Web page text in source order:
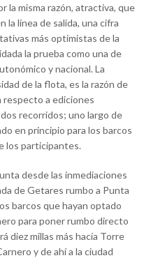
la misma razón, atractiva, que
la línea de salida, una cifra
más optimistas de la
la prueba como una de
y nacional. La
de la flota, es la razón de
respecto a ediciones
recorridos; uno largo de
en principio para los barcos
los participantes.
desde las inmediaciones
de Getares rumbo a Punta
barcos que hayan optado
para poner rumbo directo
diez millas más hacía Torre
y de ahí a la ciudad